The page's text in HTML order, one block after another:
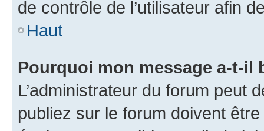
de contrôle de l’utilisateur afin
Haut
Pourquoi mon message a-t-il
L’administrateur du forum peut
publiez sur le forum doivent